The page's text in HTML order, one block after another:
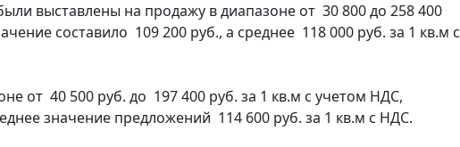
выставлены на продажу в диапазоне от 30 800 до 258 400
составило 109 200 руб., а среднее 118 000 руб. за 1 кв.м с
от 40 500 руб. до 197 400 руб. за 1 кв.м с учетом НДС,
значение предложений 114 600 руб. за 1 кв.м с НДС.